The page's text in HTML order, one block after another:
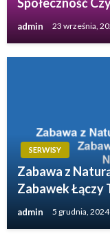
admin 23 września,
SERWISY
Zabawa z
Zabawek Łączy
admin 5 grudnia, 2024